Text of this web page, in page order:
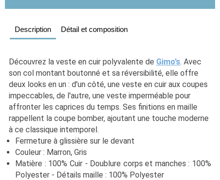
Description Détail et composition
Découvrez la veste en cuir polyvalente de Gimo’s. Avec
son col montant boutonné et sa réversibilité, elle offre
deux looks en un : d'un côté, une veste en cuir aux coupes
impeccables, de l'autre, une veste imperméable pour
affronter les caprices du temps. Ses finitions en maille
rappellent la coupe bomber, ajoutant une touche moderne
à ce classique intemporel.
Fermeture à glissière sur le devant
Couleur : Marron, Gris
Matière : 100% Cuir - Doublure corps et manches : 100%
Polyester - Détails maille : 100% Polyester